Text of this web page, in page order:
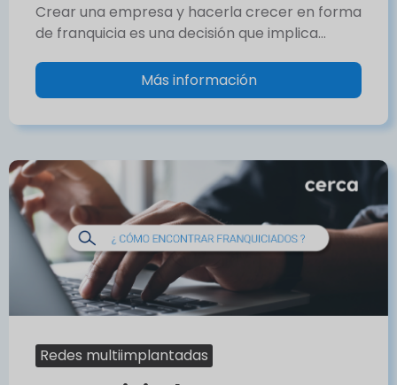
Crear una empresa y hacerla crecer en forma
de franquicia es una decisión que implica…
Más información
Redes multiimplantadas